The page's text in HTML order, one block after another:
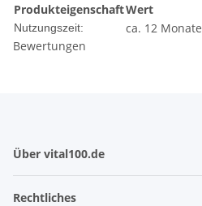
ProdukteigenschaftWert
Nutzungszeit:
ca. 12 Monate
Bewertungen
Über vital100.de
Rechtliches